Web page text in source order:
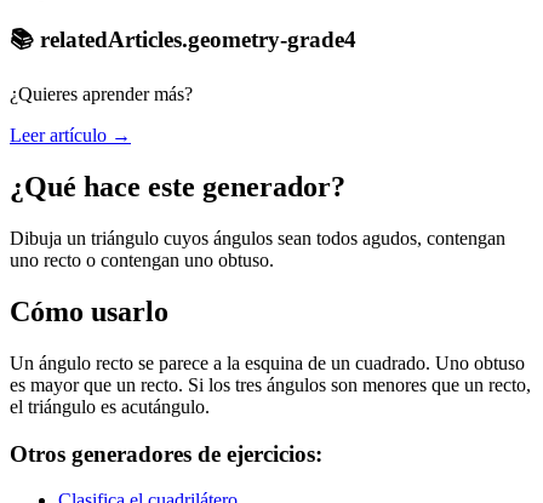
📚 relatedArticles.geometry-grade4
¿Quieres aprender más?
Leer artículo →
¿Qué hace este generador?
Dibuja un triángulo cuyos ángulos sean todos agudos, contengan
uno recto o contengan uno obtuso.
Cómo usarlo
Un ángulo recto se parece a la esquina de un cuadrado. Uno obtuso
es mayor que un recto. Si los tres ángulos son menores que un recto,
el triángulo es acutángulo.
Otros generadores de ejercicios: